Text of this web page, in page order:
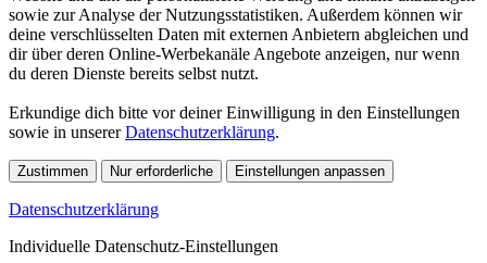
sowie zur Analyse der Nutzungsstatistiken. Außerdem können wir
deine verschlüsselten Daten mit externen Anbietern abgleichen und
dir über deren Online-Werbekanäle Angebote anzeigen, nur wenn
du deren Dienste bereits selbst nutzt.
Erkundige dich bitte vor deiner Einwilligung in den Einstellungen
sowie in unsererDatenschutzerklärung.
Zustimmen Nur erforderliche Einstellungen anpassen
Datenschutzerklärung
Individuelle Datenschutz-Einstellungen